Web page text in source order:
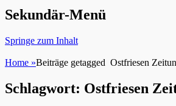
Sekundär-Menü
Springe zum Inhalt
Home »Beiträge getagged Ostfriesen
Schlagwort: Ostfriesen